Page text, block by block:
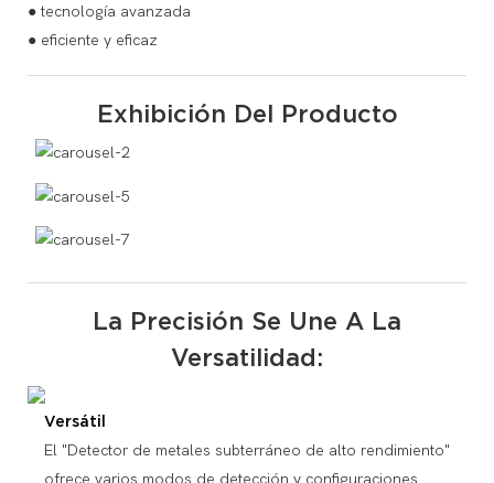
● tecnología avanzada
● eficiente y eficaz
Exhibición Del Producto
La Precisión Se Une A La
Versatilidad:
Versátil
El "Detector de metales subterráneo de alto rendimiento"
ofrece varios modos de detección y configuraciones